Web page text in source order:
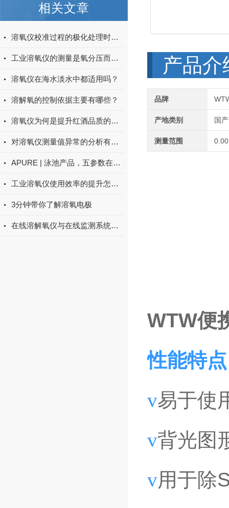
相关文章
溶氧仪校准过程的极化处理时长解读
工业溶氧仪的测量是氧分压而非氧浓度
溶氧仪在海水淡水中都适用吗？
溶解氧的控制依据主要有哪些？
溶氧仪为何是提升红酒品质的有力工具？
对溶氧仪测量值异常的分析有没有搞懂？
APURE | 泳池产品，五参数在线检测仪
工业溶氧仪使用效率的提升怎么做？
3分钟带你了解溶氧电极
在线溶解氧仪与在线监测系统的配合应用
产品介
品牌
产地类别 国产
测量范围
WTW便
性能特
v易于使
v背光图
v用于除